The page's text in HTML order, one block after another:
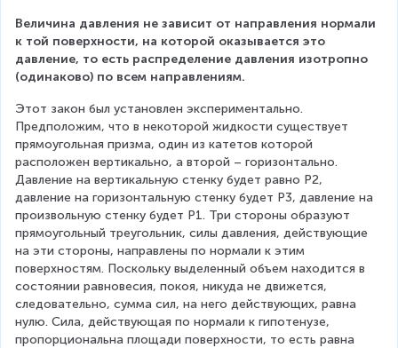
Величина давления не зависит от направления нормали
к той поверхности, на которой оказывается это
давление, то есть распределение давления изотропно
(одинаково) по всем направлениям.
Этот закон был установлен экспериментально.
Предположим, что в некоторой жидкости существует
прямоугольная призма, один из катетов которой
расположен вертикально, а второй – горизонтально.
Давление на вертикальную стенку будет равно Р2,
давление на горизонтальную стенку будет Р3, давление на
произвольную стенку будет Р1. Три стороны образуют
прямоугольный треугольник, силы давления, действующие
на эти стороны, направлены по нормали к этим
поверхностям. Поскольку выделенный объем находится в
состоянии равновесия, покоя, никуда не движется,
следовательно, сумма сил, на него действующих, равна
нулю. Сила, действующая по нормали к гипотенузе,
пропорциональна площади поверхности, то есть равна